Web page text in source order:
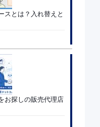
スとは？入れ替えと
お探しの販売代理店